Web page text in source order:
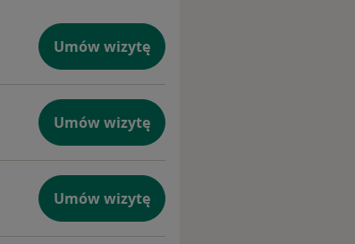
Umów wizytę
Umów wizytę
Umów wizytę